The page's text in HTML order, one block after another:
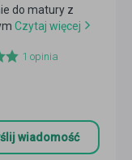
do matury z
Czytaj więcej
1 opinia
wiadomość